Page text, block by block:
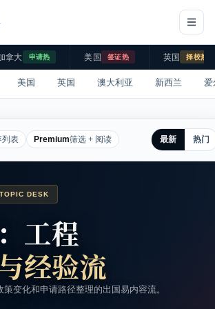
拿大 申请热 美国 签证热 英国 择校热
美国 英国 澳大利亚 新西兰 爱
列表 Premium筛选 + 阅读 最新 热门
DESK
工程
经验流
变化和申请路径整理的出国易内容流。